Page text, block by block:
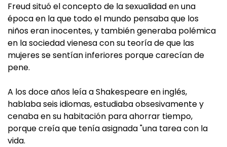
Freud situó el concepto de la sexualidad en una
época en la que todo el mundo pensaba que los
niños eran inocentes, y también generaba polémica
en la sociedad vienesa con su teoría de que las
mujeres se sentían inferiores porque carecían de
pene.
A los doce años leía a Shakespeare en inglés,
hablaba seis idiomas, estudiaba obsesivamente y
cenaba en su habitación para ahorrar tiempo,
porque creía que tenía asignada "una tarea con la
vida.